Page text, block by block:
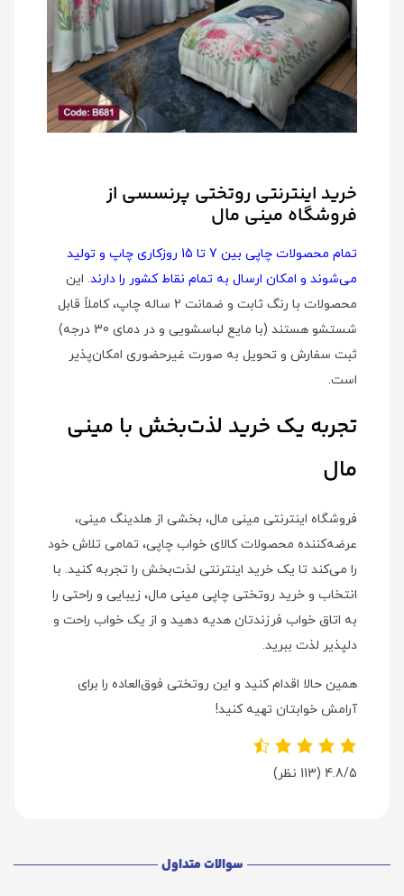
خرید اینترنتی روتختی پرنسسی از
فروشگاه مینی مال
تمام محصولات چاپی بین 7 تا 15 روزکاری چاپ و تولید
می‌شوند و امکان ارسال به تمام نقاط کشور را دارند. این
محصولات با رنگ ثابت و ضمانت 2 ساله چاپ، کاملاً قابل
شستشو هستند (با مایع لباسشویی و در دمای 30 درجه)
ثبت سفارش و تحویل به صورت غیرحضوری امکان‌پذیر
است.
تجربه یک خرید لذت‌بخش با مینی
مال
فروشگاه اینترنتی مینی مال، بخشی از هلدینگ مینی،
عرضه‌کننده محصولات کالای خواب چاپی، تمامی تلاش خود
را می‌کند تا یک خرید اینترنتی لذت‌بخش را تجربه کنید. با
انتخاب و خرید روتختی چاپی مینی مال، زیبایی و راحتی را
به اتاق خواب فرزندتان هدیه دهید و از یک خواب راحت و
دلپذیر لذت ببرید.
همین حالا اقدام کنید و این روتختی فوق‌العاده را برای
آرامش خوابتان تهیه کنید!
4.8/5 (113 نظر)
سوالات متداول